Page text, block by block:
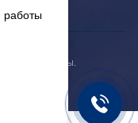
защищены.
работы